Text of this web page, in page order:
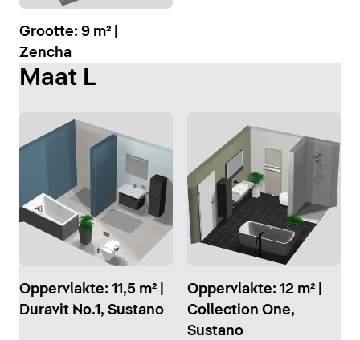
Grootte: 9 m² |
Zencha
Maat L
Oppervlakte: 11,5 m² |
Duravit No.1, Sustano
Oppervlakte: 12 m² |
Collection One,
Sustano